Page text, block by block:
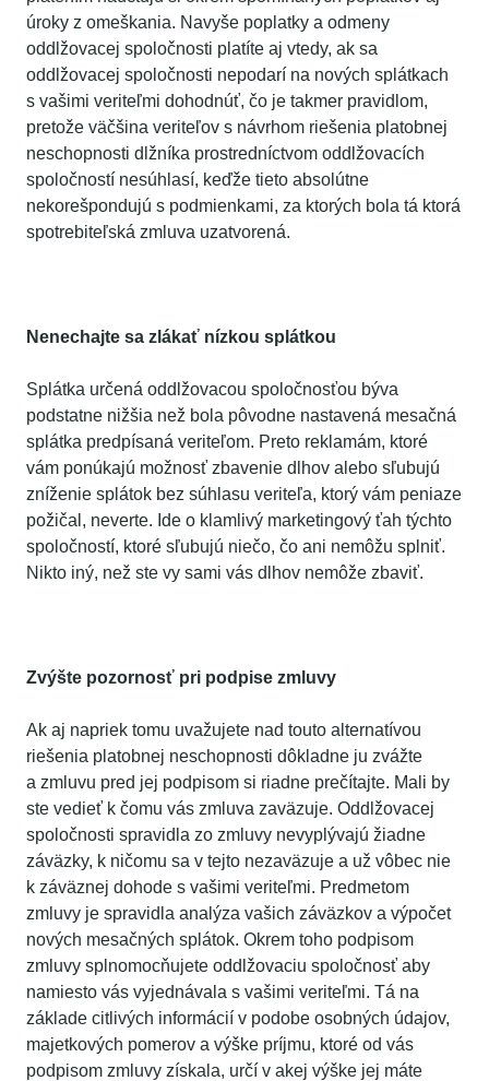
úroky z omeškania. Navyše poplatky a odmeny
oddlžovacej spoločnosti platíte aj vtedy, ak sa
oddlžovacej spoločnosti nepodarí na nových splátkach
s vašimi veriteľmi dohodnúť, čo je takmer pravidlom,
pretože väčšina veriteľov s návrhom riešenia platobnej
neschopnosti dlžníka prostredníctvom oddlžovacích
spoločností nesúhlasí, keďže tieto absolútne
nekorešpondujú s podmienkami, za ktorých bola tá ktorá
spotrebiteľská zmluva uzatvorená.
Nenechajte sa zlákať nízkou splátkou
Splátka určená oddlžovacou spoločnosťou býva
podstatne nižšia než bola pôvodne nastavená mesačná
splátka predpísaná veriteľom. Preto reklamám, ktoré
vám ponúkajú možnosť zbavenie dlhov alebo sľubujú
zníženie splátok bez súhlasu veriteľa, ktorý vám peniaze
požičal, neverte. Ide o klamlivý marketingový ťah týchto
spoločností, ktoré sľubujú niečo, čo ani nemôžu splniť.
Nikto iný, než ste vy sami vás dlhov nemôže zbaviť.
Zvýšte pozornosť pri podpise zmluvy
Ak aj napriek tomu uvažujete nad touto alternatívou
riešenia platobnej neschopnosti dôkladne ju zvážte
a zmluvu pred jej podpisom si riadne prečítajte. Mali by
ste vedieť k čomu vás zmluva zaväzuje. Oddlžovacej
spoločnosti spravidla zo zmluvy nevyplývajú žiadne
záväzky, k ničomu sa v tejto nezaväzuje a už vôbec nie
k záväznej dohode s vašimi veriteľmi. Predmetom
zmluvy je spravidla analýza vašich záväzkov a výpočet
nových mesačných splátok. Okrem toho podpisom
zmluvy splnomocňujete oddlžovaciu spoločnosť aby
namiesto vás vyjednávala s vašimi veriteľmi. Tá na
základe citlivých informácií v podobe osobných údajov,
majetkových pomerov a výške príjmu, ktoré od vás
podpisom zmluvy získala, určí v akej výške jej máte